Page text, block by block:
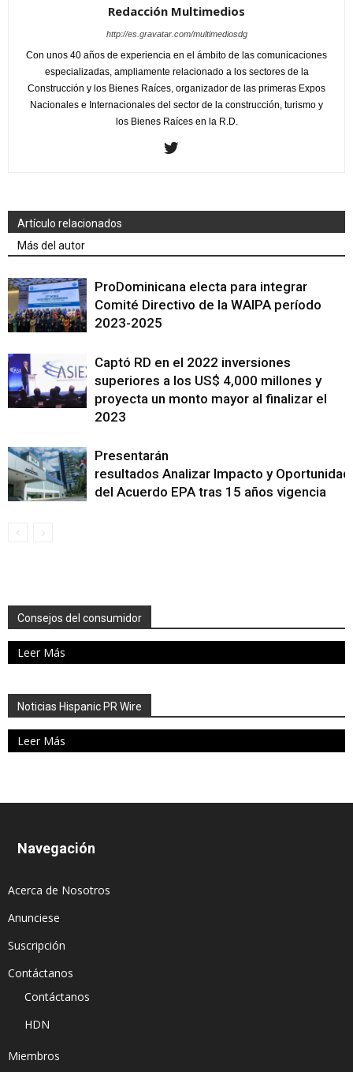
Redacción Multimedios
http://es.gravatar.com/multimediosdg
Con unos 40 años de experiencia en el ámbito de las comunicaciones
especializadas, ampliamente relacionado a los sectores de la
Construcción y los Bienes Raíces, organizador de las primeras Expos
Nacionales e Internacionales del sector de la construcción, turismo y
los Bienes Raíces en la R.D.
Artículo relacionados
Más del autor
ProDominicana electa para integrar
Comité Directivo de la WAIPA período
2023-2025
Captó RD en el 2022 inversiones
superiores a los US$ 4,000 millones y
proyecta un monto mayor al finalizar el
2023
Presentarán
resultados Analizar Impacto y
del Acuerdo EPA tras 15 años vigencia
Consejos del consumidor
Leer Más
Noticias Hispanic PR Wire
Leer Más
Navegación
Acerca de Nosotros
Anunciese
Suscripción
Contáctanos
Contáctanos
HDN
Miembros